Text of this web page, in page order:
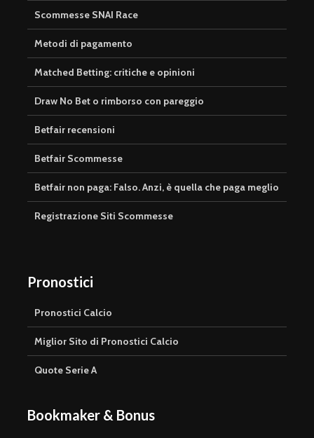
Scommesse SNAI Race
Metodi di pagamento
Matched Betting: critiche e opinioni
Draw No Bet o rimborso con pareggio
Betfair recensioni
Betfair Scommesse
Betfair non paga: Falso. Anzi, è quella che paga meglio
Registrazione Siti Scommesse
Pronostici
Pronostici Calcio
Miglior Sito di Pronostici Calcio
Quote Serie A
Bookmaker & Bonus